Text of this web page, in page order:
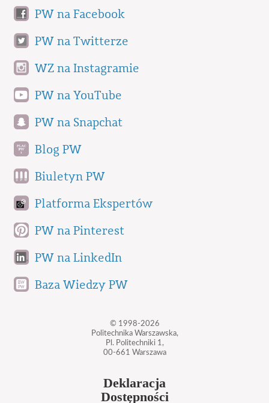
PW na Facebook
PW na Twitterze
WZ na Instagramie
PW na YouTube
PW na Snapchat
Blog PW
Biuletyn PW
Platforma Ekspertów
PW na Pinterest
PW na LinkedIn
Baza Wiedzy PW
© 1998-2026
Politechnika Warszawska,
Pl. Politechniki 1,
00-661 Warszawa
Deklaracja
Dostępności